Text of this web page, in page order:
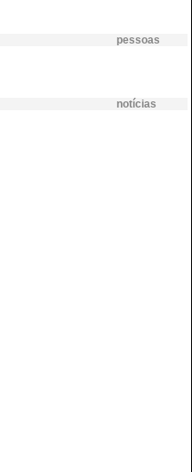
pessoas
notícias